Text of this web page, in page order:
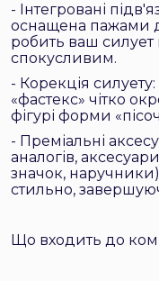
- Інтегровані
оснащена пажами
робить ваш
спокусливим.
- Корекція
«фастекс» чітко
фігурі форми
- Преміальні
аналогів,
значок,
стильно,
Що входить до